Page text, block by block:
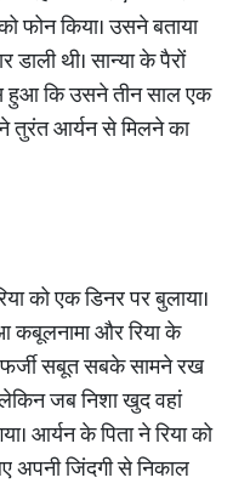
फोन किया। उसने बताया
थी। सान्या के पैरों
कि उसने तीन साल एक
तुरंत आर्यन से मिलने का
को एक डिनर पर बुलाया।
कबूलनामा और रिया के
फर्जी सबूत सबके सामने रख
लेकिन जब निशा खुद वहां
आर्यन के पिता ने रिया को
जिंदगी से निकाल